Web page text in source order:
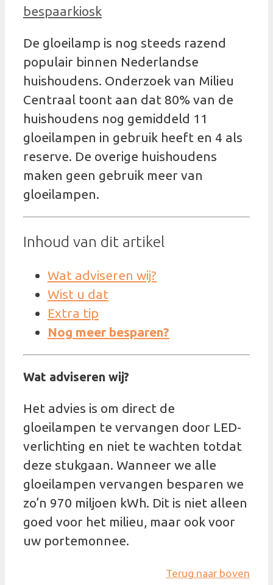
bespaarkiosk
De gloeilamp is nog steeds razend
populair binnen Nederlandse
huishoudens. Onderzoek van Milieu
Centraal toont aan dat 80% van de
huishoudens nog gemiddeld 11
gloeilampen in gebruik heeft en 4 als
reserve. De overige huishoudens
maken geen gebruik meer van
gloeilampen.
Inhoud van dit artikel
Wat adviseren wij?
Wist u dat
Extra tip
Nog meer besparen?
Wat adviseren wij?
Het advies is om direct de
gloeilampen te vervangen door LED-
verlichting en niet te wachten totdat
deze stukgaan. Wanneer we alle
gloeilampen vervangen besparen we
zo’n 970 miljoen kWh. Dit is niet alleen
goed voor het milieu, maar ook voor
uw portemonnee.
Terug naar boven